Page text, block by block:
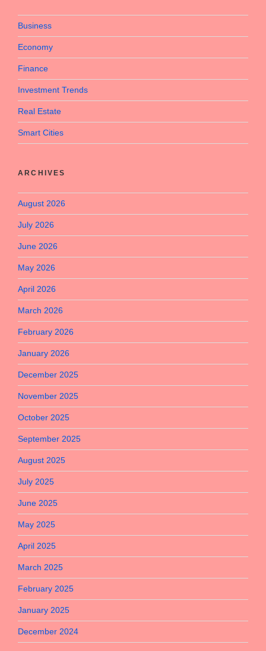
Business
Economy
Finance
Investment Trends
Real Estate
Smart Cities
ARCHIVES
August 2026
July 2026
June 2026
May 2026
April 2026
March 2026
February 2026
January 2026
December 2025
November 2025
October 2025
September 2025
August 2025
July 2025
June 2025
May 2025
April 2025
March 2025
February 2025
January 2025
December 2024